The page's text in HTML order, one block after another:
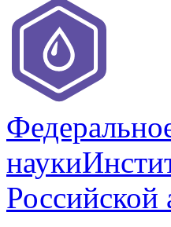
науки
Российской